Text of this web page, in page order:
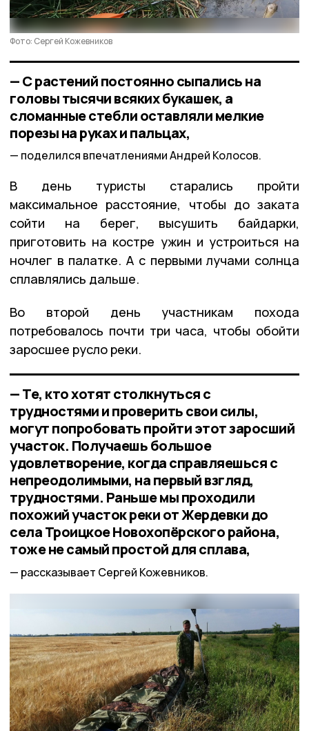
Фото: Сергей Кожевников
— С растений постоянно сыпались на
головы тысячи всяких букашек, а
сломанные стебли оставляли мелкие
порезы на руках и пальцах,
поделился впечатлениями Андрей Колосов.
В день туристы старались пройти
максимальное расстояние, чтобы до заката
сойти на берег, высушить байдарки,
приготовить на костре ужин и устроиться на
ночлег в палатке. А с первыми лучами солнца
сплавлялись дальше.
Во второй день участникам похода
потребовалось почти три часа, чтобы обойти
заросшее русло реки.
— Те, кто хотят столкнуться с
трудностями и проверить свои силы,
могут попробовать пройти этот заросший
участок. Получаешь большое
удовлетворение, когда справляешься с
непреодолимыми, на первый взгляд,
трудностями. Раньше мы проходили
похожий участок реки от Жердевки до
села Троицкое Новохопёрского района,
тоже не самый простой для сплава,
рассказывает Сергей Кожевников.